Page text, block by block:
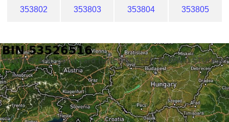
353802 353803 353804 353805